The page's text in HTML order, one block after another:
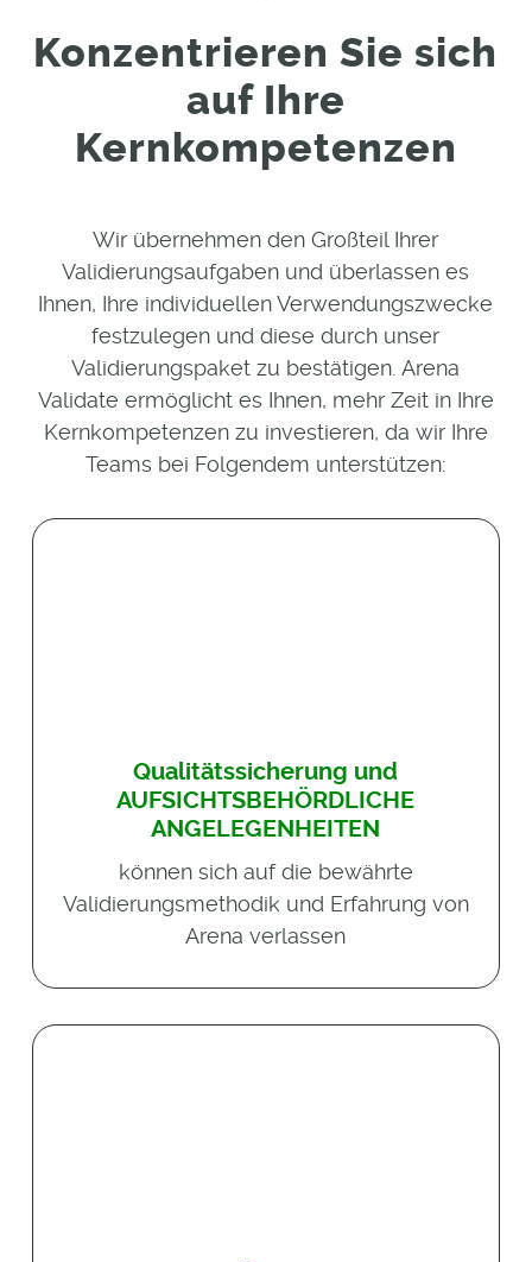
Konzentrieren Sie sich
auf Ihre
Kernkompetenzen
Wir übernehmen den Großteil Ihrer
Validierungsaufgaben und überlassen es
Ihnen, Ihre individuellen Verwendungszwecke
festzulegen und diese durch unser
Validierungspaket zu bestätigen.Arena
Validate ermöglicht es Ihnen, mehr Zeit in Ihre
Kernkompetenzen zu investieren, da wir Ihre
Teams bei Folgendem unterstützen:
Qualitätssicherung und
AUFSICHTSBEHÖRDLICHE
ANGELEGENHEITEN
können sich auf die bewährte
Validierungsmethodik und Erfahrung von
Arena verlassen